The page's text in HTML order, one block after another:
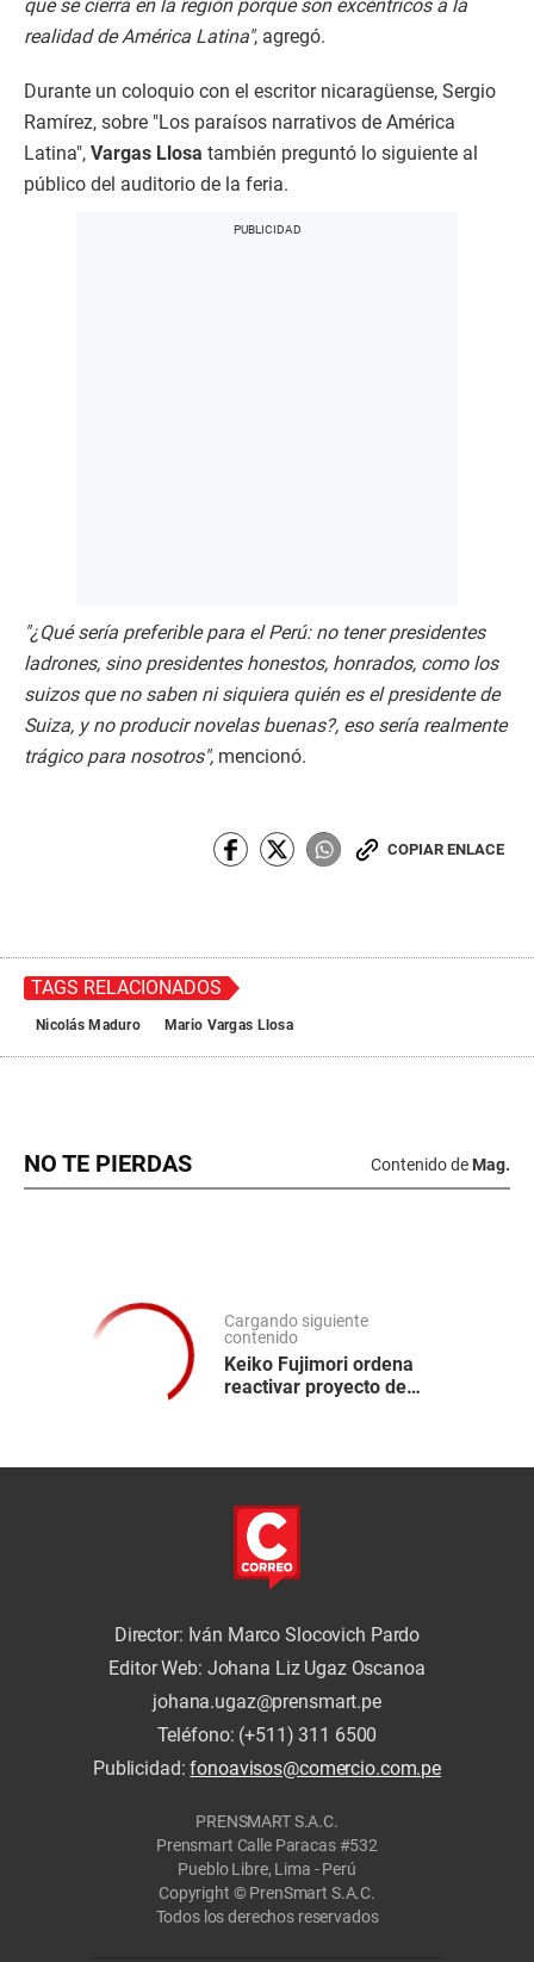
que se cierra en la región porque son excéntricos a la
realidad de América Latina", agregó.
Durante un coloquio con el escritor nicaragüense, Sergio
Ramírez, sobre "Los paraísos narrativos de América
Latina", Vargas Llosa también preguntó lo siguiente al
público del auditorio de la feria.
"¿Qué sería preferible para el Perú: no tener presidentes
ladrones, sino presidentes honestos, honrados, como los
suizos que no saben ni siquiera quién es el presidente de
Suiza, y no producir novelas buenas?, eso sería realmente
trágico para nosotros", mencionó.
COPIAR ENLACE
TAGS RELACIONADOS
Nicolás Maduro Mario Vargas Llosa
NO TE PIERDAS Contenido de Mag.
Cargando siguiente
contenido
Keiko Fujimori ordena
reactivar proyecto de
Director: Iván Marco Slocovich Pardo
Editor Web: Johana Liz Ugaz Oscanoa
johana.ugaz@prensmart.pe
Teléfono: (+511) 311 6500
Publicidad:fonoavisos@comercio.com.pe
PRENSMART S.A.C.
Prensmart Calle Paracas #532
Pueblo Libre, Lima - Perú
Copyright © PrenSmart S.A.C.
Todos los derechos reservados